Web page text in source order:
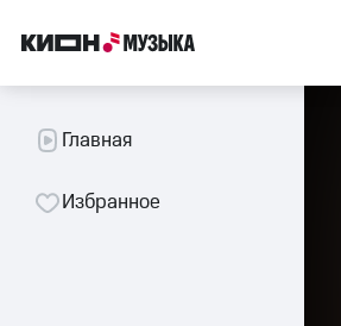
Главная
Избранное